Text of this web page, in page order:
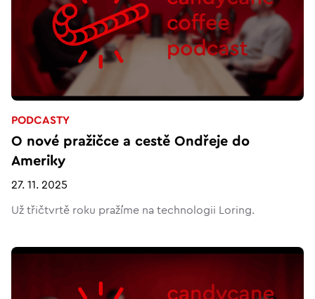
PODCASTY
O nové pražičce a cestě Ondřeje do
Ameriky
27. 11. 2025
Už třičtvrtě roku pražíme na technologii Loring.